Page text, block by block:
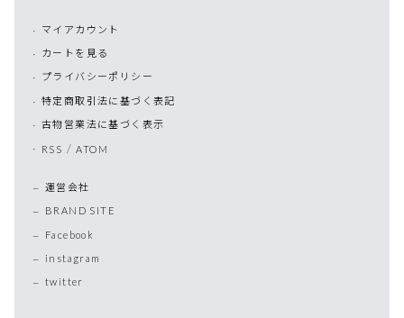
マイアカウント
カートを見る
プライバシーポリシー
特定商取引法に基づく表記
古物営業法に基づく表示
RSS /ATOM
運営会社
BRAND SITE
Facebook
instagram
twitter